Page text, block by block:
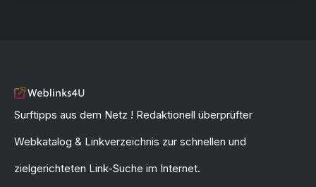
Surftipps aus dem Netz ! Redaktionell überprüfter
Webkatalog & Linkverzeichnis zur schnellen und
zielgerichteten Link-Suche im Internet.